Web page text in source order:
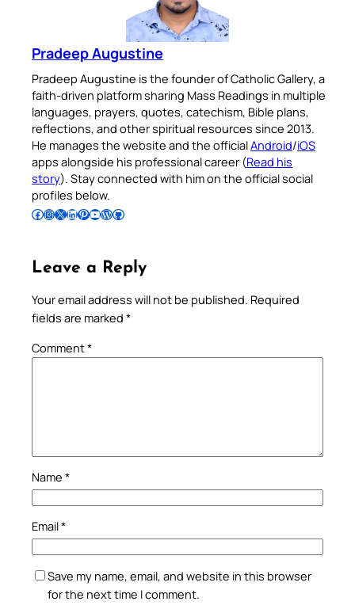
Pradeep Augustine
Pradeep Augustine is the founder of Catholic Gallery, a
faith-driven platform sharing Mass Readings in multiple
languages, prayers, quotes, catechism, Bible plans,
reflections, and other spiritual resources since 2013.
He manages the website and the officialAndroid/iOS
apps alongside his professional career (Read his
story). Stay connected with him on the official social
profiles below.
Follow Pradeep on Facebook Follow Pradeep on InstagramFollow Pradeep on X Follow Pradeep on LinkedIn Follow Pradeep on Pinterest Subscribe to Pradeep’s Youtube Channel Follow Pradeep on WordPress Follow Pradeep on GitHub
Leave a Reply
Your email address will not be published. Required
fields are marked *
Comment*
Name *
Email*
Save my name, email, and website in this browser
for the next time I comment.